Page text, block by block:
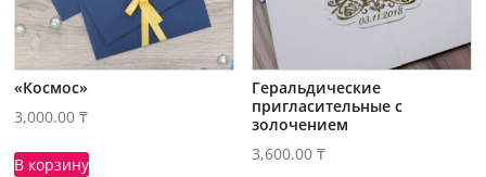
«Космос»
3,000.00₸
В корзину
Геральдические
пригласительные с
золочением
3,600.00₸